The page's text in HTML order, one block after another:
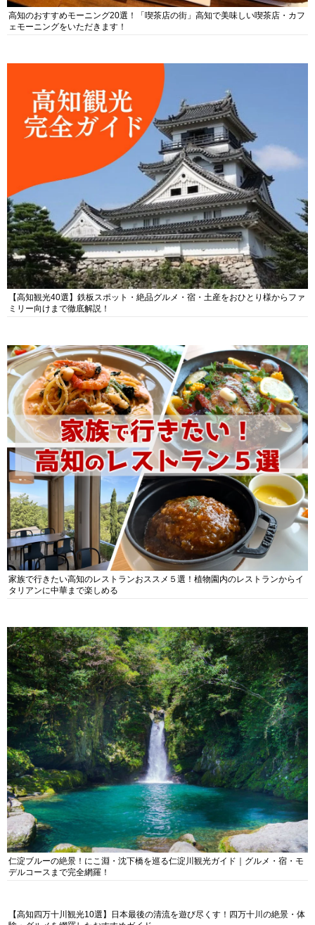
高知のおすすめモーニング20選！「喫茶店の街」高知で美味しい喫茶店・カフ
ェモーニングをいただきます！
【高知観光40選】鉄板スポット・絶品グルメ・宿・土産をおひとり様からファ
ミリー向けまで徹底解説！
家族で行きたい高知のレストランおススメ５選！植物園内のレストランからイ
タリアンに中華まで楽しめる
仁淀ブルーの絶景！にこ淵・沈下橋を巡る仁淀川観光ガイド｜グルメ・宿・モ
デルコースまで完全網羅！
【高知四万十川観光10選】日本最後の清流を遊び尽くす！四万十川の絶景・体